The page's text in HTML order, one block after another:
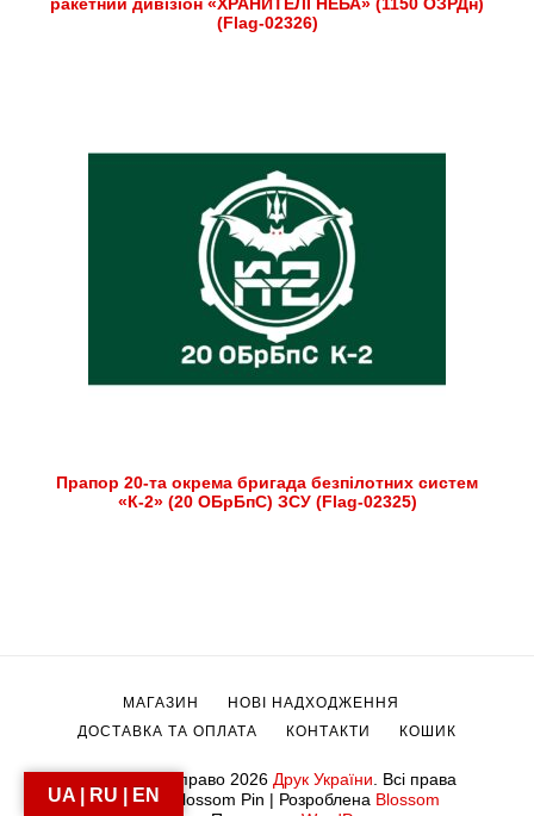
ракетний дивізіон «ХРАНИТЕЛІ НЕБА» (1150 ОЗРДн)
(Flag-02326)
Прапор 20-та окрема бригада безпілотних систем
«К-2» (20 ОБрБпС) ЗСУ (Flag-02325)
© Авторське право 2026 Друк України. Всі права
захищені.
Blossom Pin | Розроблена Blossom
МАГАЗИН
НОВІ НАДХОДЖЕННЯ
ДОСТАВКА ТА ОПЛАТА
КОНТАКТИ КОШИК
UA | RU | EN